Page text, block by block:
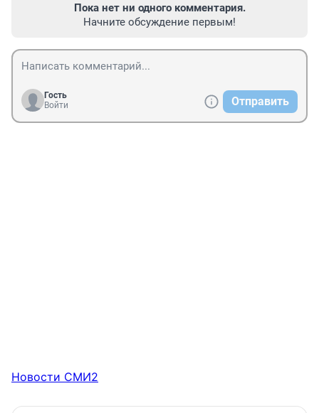
Пока нет ни одного комментария.
Начните обсуждение первым!
Гость
Войти
Отправить
Новости СМИ2